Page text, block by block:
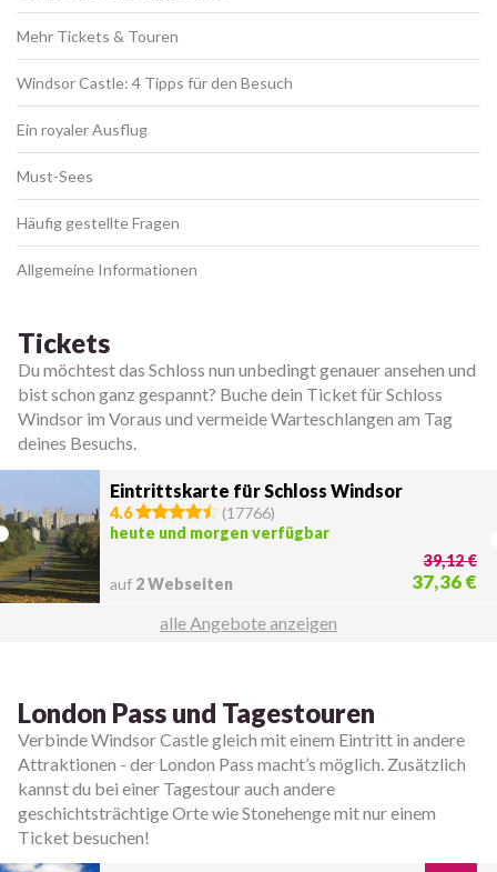
Mehr Tickets & Touren
Windsor Castle: 4 Tipps für den Besuch
Ein royaler Ausflug
Must-Sees
Häufig gestellte Fragen
Allgemeine Informationen
Tickets
Du möchtest das Schloss nun unbedingt genauer ansehen und
bist schon ganz gespannt? Buche dein Ticket für Schloss
Windsor im Voraus und vermeide Warteschlangen am Tag
deines Besuchs.
Eintrittskarte für Schloss Windsor
4.6 (17766)
heute und morgen verfügbar
auf 2 Webseiten
39,12 €
37,36 €
alle Angebote anzeigen
London Pass und Tagestouren
Verbinde Windsor Castle gleich mit einem Eintritt in andere
Attraktionen - der London Pass macht’s möglich. Zusätzlich
kannst du bei einer Tagestour auch andere
geschichtsträchtige Orte wie Stonehenge mit nur einem
Ticket besuchen!